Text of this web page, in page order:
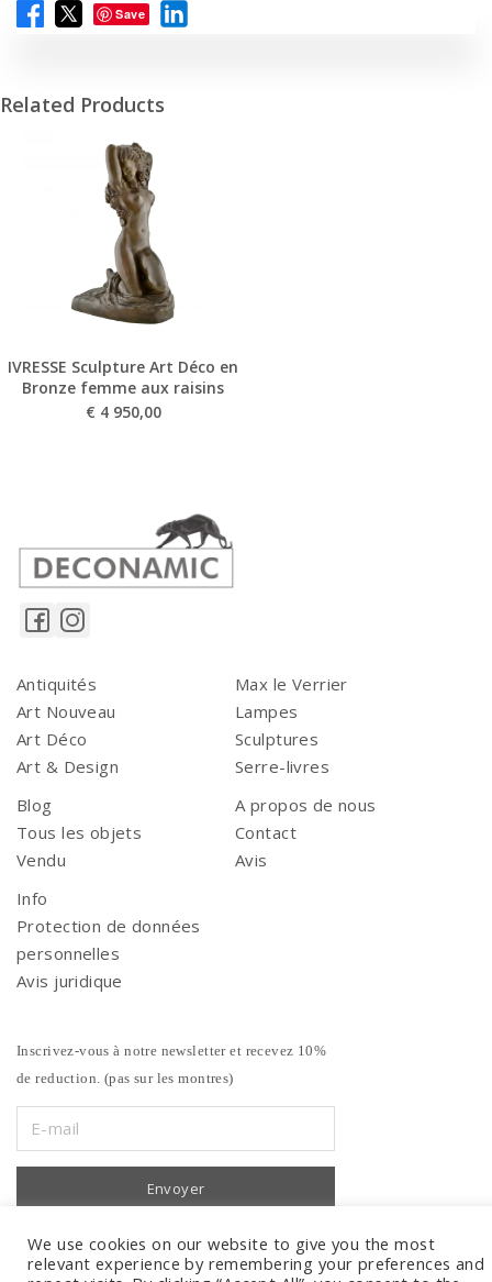
Save
Related Products
IVRESSE Sculpture Art Déco en
Bronze femme aux raisins
€ 4 950,00
Antiquités
Art Nouveau
Art Déco
Art & Design
Max le Verrier
Lampes
Sculptures
Serre-livres
Blog
Tous les objets
Vendu
A propos de nous
Contact
Avis
Info
Protection de données
personnelles
Avis juridique
Inscrivez-vous à notre newsletter et recevez 10%
de reduction. (pas sur les montres)
We use cookies on our website to give you the most
relevant experience by remembering your preferences and